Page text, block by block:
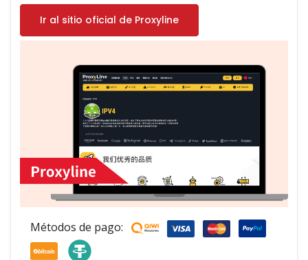
Ir al sitio oficial de Proxyline
Métodos de pago: